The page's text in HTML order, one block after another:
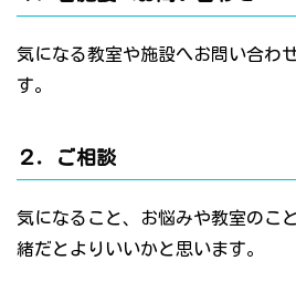
気になる教室や施設へお問い合わ
す。
２．ご相談
気になること、お悩みや教室のこ
緒だとよりいいかと思います。